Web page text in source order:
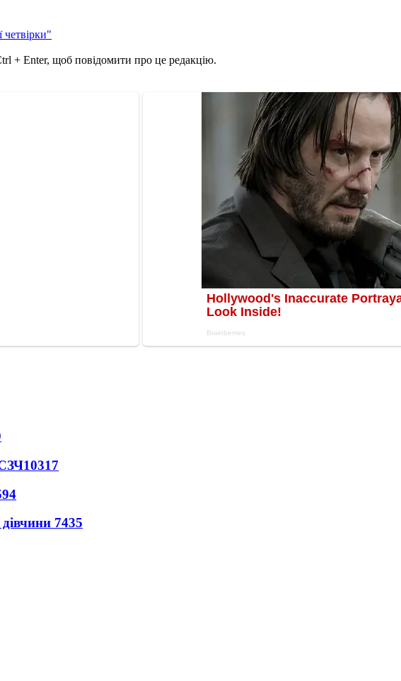
четвірки"
+ Enter, щоб повідомити про це редакцію.
10317
7435